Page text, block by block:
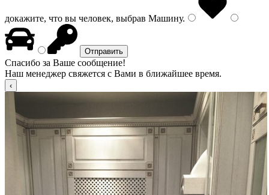
докажите, что вы человек, выбрав Машину.
Спасибо за Ваше сообщение!
Наш менеджер свяжется с Вами в ближайшее время.